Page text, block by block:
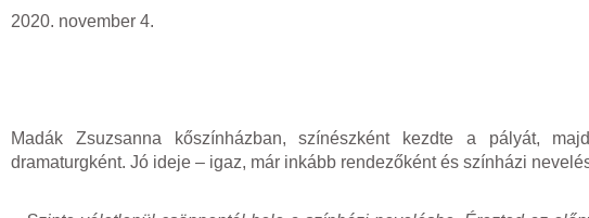
2020. november 4.
Madák Zsuzsanna kőszínházban, színészként kezdte a pályát,
dramaturgként. Jó ideje – igaz, már inkább rendezőként és színházi